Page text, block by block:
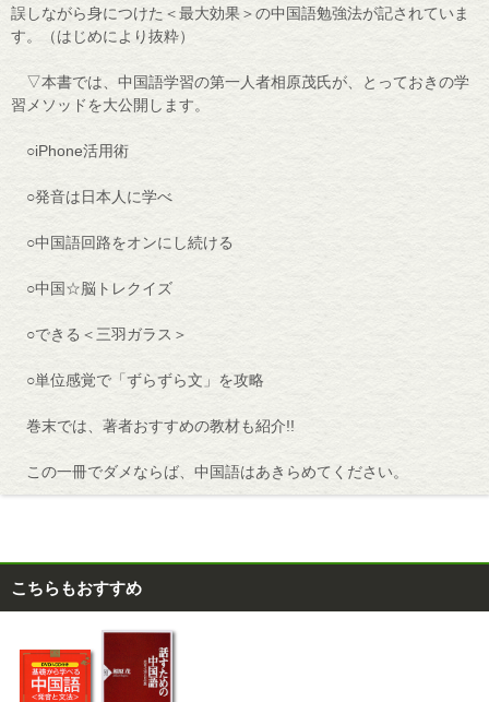
誤しながら身につけた＜最大効果＞の中国語勉強法が記されていま
す。（はじめにより抜粋）
▽本書では、中国語学習の第一人者相原茂氏が、とっておきの学
習メソッドを大公開します。
○iPhone活用術
○発音は日本人に学べ
○中国語回路をオンにし続ける
○中国☆脳トレクイズ
○できる＜三羽ガラス＞
○単位感覚で「ずらずら文」を攻略
巻末では、著者おすすめの教材も紹介!!
この一冊でダメならば、中国語はあきらめてください。
こちらもおすすめ